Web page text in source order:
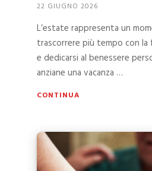
22 GIUGNO 2026
L’estate rappresenta un
trascorrere più tempo con la
e dedicarsi al benessere
anziane una vacanza …
CONTINUA